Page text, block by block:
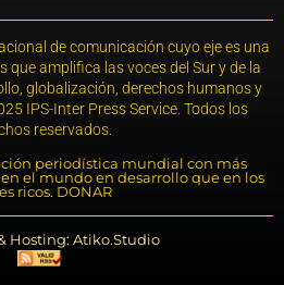
de comunicación cuyo eje es una
que amplifica las voces del Sur y de la
globalización, derechos humanos y
IPS-Inter Press Service. Todos los
reservados.
periodística mundial con más
el mundo en desarrollo que en los
ricos. DONAR
Hosting: Atiko.Studio